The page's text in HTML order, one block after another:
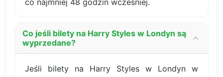
co najmniej 48 godzin wcześniej.
Co jeśli bilety na Harry Styles w Londyn są
wyprzedane?
Jeśli bilety na Harry Styles w Londyn w